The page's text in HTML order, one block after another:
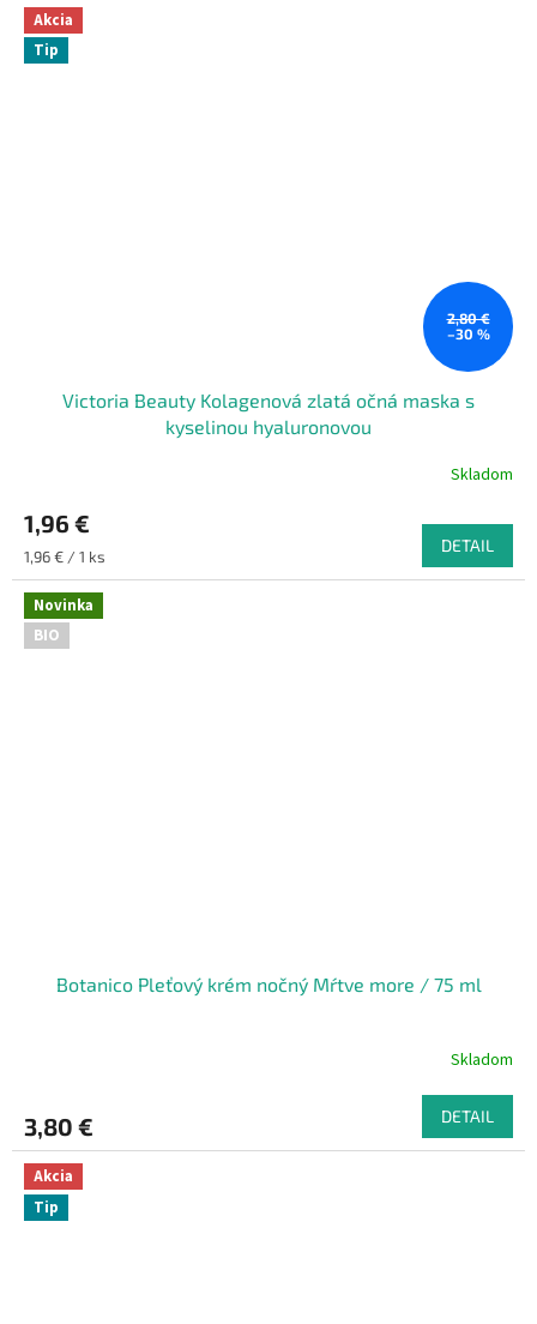
Akcia
Tip
2,80 €
–30 %
Victoria Beauty Kolagenová zlatá očná maska s
kyselinou hyaluronovou
Skladom
1,96 €
Jednotková
cena:
1,96 € / 1 ks
DETAIL
Novinka
BIO
Botanico Pleťový krém nočný Mŕtve more / 75 ml
Skladom
3,80 € DETAIL
Akcia
Tip